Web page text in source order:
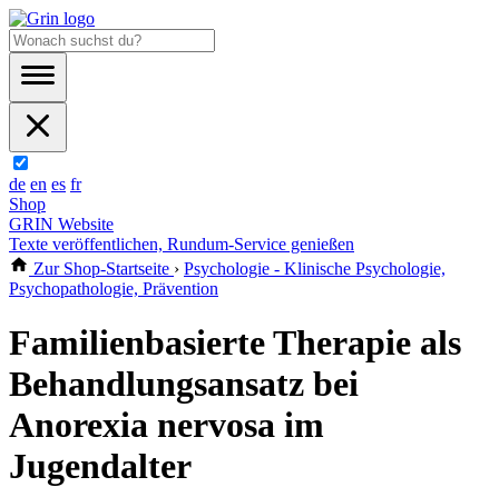
de en es fr
Shop
GRIN Website
Texte veröffentlichen, Rundum-Service genießen
Zur Shop-Startseite › Psychologie - Klinische Psychologie,
Psychopathologie, Prävention
Familienbasierte Therapie als
Behandlungsansatz bei
Anorexia nervosa im
Jugendalter